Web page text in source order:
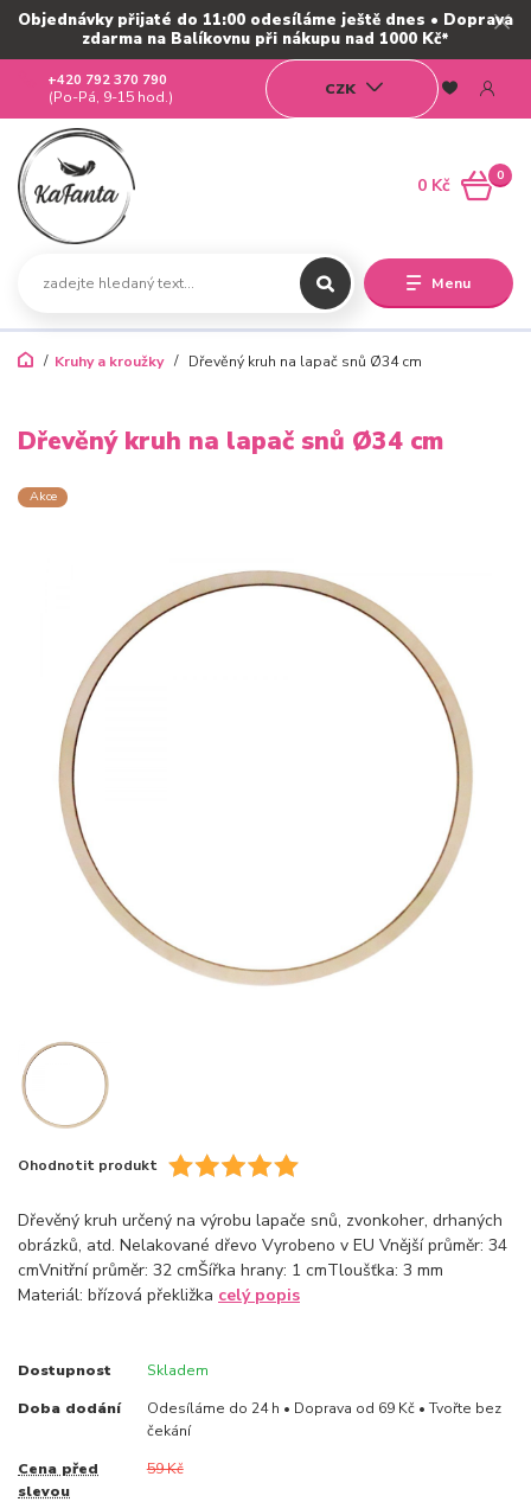
Objednávky přijaté do 11:00 odesíláme ještě dnes • Doprava
zdarma na Balíkovnu při nákupu nad 1000 Kč*
Menu
CZK
+420 792 370 790
(Po-Pá, 9-15 hod.)
0
0 Kč
Kruhy a kroužky Dřevěný kruh na lapač snů Ø34 cm
Dřevěný kruh na lapač snů Ø34 cm
Akce
Ohodnotit produkt
Dřevěný kruh určený na výrobu lapače snů, zvonkoher, drhaných
obrázků, atd. Nelakované dřevo Vyrobeno v EU Vnější průměr: 34
cmVnitřní průměr: 32 cmŠířka hrany: 1 cmTloušťka: 3 mm
Materiál: břízová překližka celý popis
Dostupnost Skladem
Doba dodání
Odesíláme do 24 h • Doprava od 69 Kč • Tvořte bez
čekání
Cena před
slevou
59 Kč